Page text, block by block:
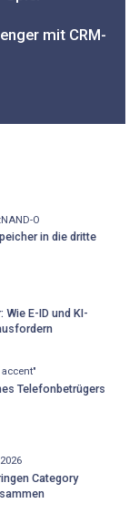
mit CRM-
O
in die dritte
Wie E-ID und KI-
Telefonbetrügers
Category